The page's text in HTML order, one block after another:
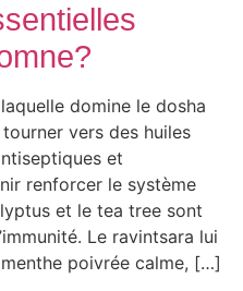
domine le dosha
vers des huiles
et
renforcer le système
et le tea tree sont
Le ravintsara lui
poivrée calme, […]